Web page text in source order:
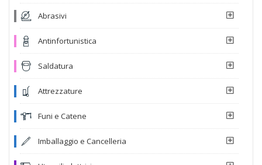
Abrasivi
Antinfortunistica
Saldatura
Attrezzature
Funi e Catene
Imballaggio e Cancelleria